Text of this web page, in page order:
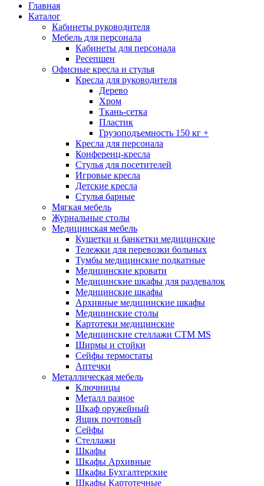
Главная
Каталог
Кабинеты руководителя
Мебель для персонала
Кабинеты для персонала
Ресепшен
Офисные кресла и стулья
Кресла для руководителя
Дерево
Хром
Ткань-сетка
Пластик
Грузоподъемность 150 кг +
Кресла для персонала
Конференц-кресла
Стулья для посетителей
Игровые кресла
Детские кресла
Стулья барные
Мягкая мебель
Журнальные столы
Медицинская мебель
Кушетки и банкетки медицинские
Тележки для перевозки больных
Тумбы медицинские подкатные
Медицинские кровати
Медицинские шкафы для раздевалок
Медицинские шкафы
Архивные медицинские шкафы
Медицинские столы
Картотеки медицинские
Медицинские стеллажи CTM MS
Ширмы и стойки
Сейфы термостаты
Аптечки
Металлическая мебель
Ключницы
Металл разное
Шкаф оружейный
Ящик почтовый
Сейфы
Стеллажи
Шкафы
Шкафы Архивные
Шкафы Бухгалтерские
Шкафы Картотечные